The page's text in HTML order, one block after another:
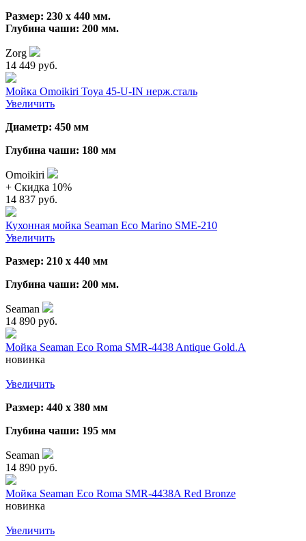
Размер: 230 х 440 мм.
Глубина чаши: 200 мм.
Zorg
14 449 руб.
Мойка Omoikiri Toya 45-U-IN нерж.сталь
Увеличить
Диаметр: 450 мм
Глубина чаши: 180 мм
Omoikiri
+ Cкидка 10%
14 837 руб.
Кухонная мойка Seaman Eco Marino SME-210
Увеличить
Размер: 210 х 440 мм
Глубина чаши: 200 мм.
Seaman
14 890 руб.
Мойка Seaman Eco Roma SMR-4438 Antique Gold.A
новинка
Увеличить
Размер: 440 х 380 мм
Глубина чаши: 195 мм
Seaman
14 890 руб.
Мойка Seaman Eco Roma SMR-4438A Red Bronze
новинка
Увеличить